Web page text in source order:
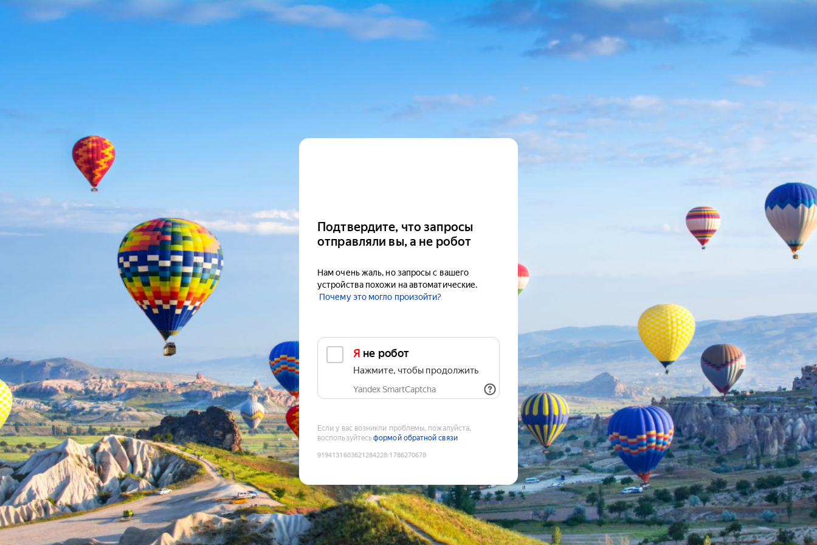
Подтвердите, что запросы
отправляли вы, а не робот
Нам очень жаль, но запросы с вашего
устройства похожи на автоматические.
Почему это могло произойти?
Я не робот
Нажмите, чтобы продолжить
Yandex SmartCaptcha
Если у вас возникли проблемы, пожалуйста,
воспользуйтесьформой обратной связи
9194131603621284228:1786270678